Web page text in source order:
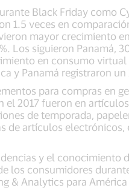
Black Friday como
1.5 veces en
mayor crecimiento
Los siguieron Panamá,
en consumo
y Panamá registraron un
para compras en
el 2017 fueron en
de temporada,
de artículos
y el conocimiento
los consumidores
& Analytics para América